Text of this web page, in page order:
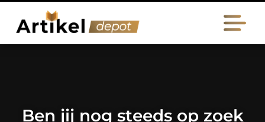
Ben jij nog steeds op zoek